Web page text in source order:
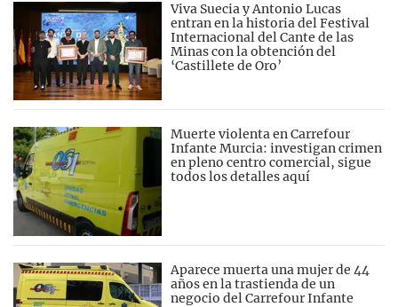
Viva Suecia y Antonio Lucas
entran en la historia del Festival
Internacional del Cante de las
Minas con la obtención del
‘Castillete de Oro’
Muerte violenta en Carrefour
Infante Murcia: investigan crimen
en pleno centro comercial, sigue
todos los detalles aquí
Aparece muerta una mujer de 44
años en la trastienda de un
negocio del Carrefour Infante